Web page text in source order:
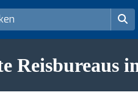
Reisbureaus